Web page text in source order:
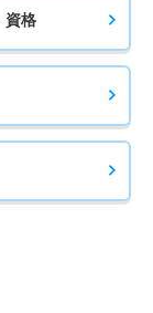
資格